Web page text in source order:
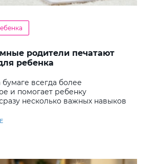
родители печатают
ребенка
всегда более
и помогает ребенку
несколько важных навыков